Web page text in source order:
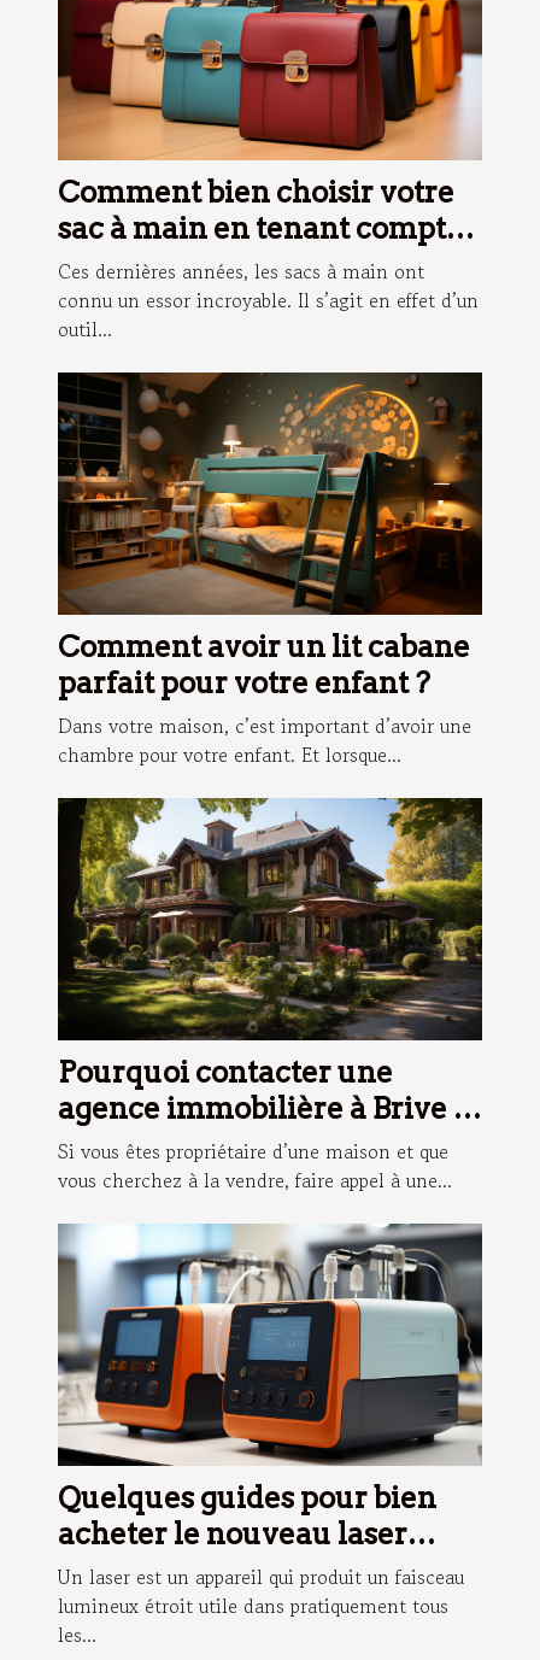
Comment bien choisir votre
sac à main en tenant compte
de votre morphologie ?
Ces dernières années, les sacs à main ont
connu un essor incroyable. Il s’agit en effet d’un
outil...
Comment avoir un lit cabane
parfait pour votre enfant ?
Dans votre maison, c’est important d’avoir une
chambre pour votre enfant. Et lorsque...
Pourquoi contacter une
agence immobilière à Brive la
Gaillarde pour la vente de
votre maison?
Si vous êtes propriétaire d’une maison et que
vous cherchez à la vendre, faire appel à une...
Quelques guides pour bien
acheter le nouveau laser
Huepar
Un laser est un appareil qui produit un faisceau
lumineux étroit utile dans pratiquement tous
les...